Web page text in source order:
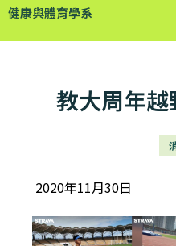
健康與體育學系
教大周年
2020年11月30日